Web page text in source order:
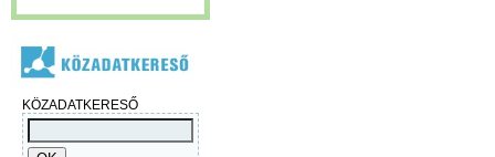
KÖZADATKERESŐ